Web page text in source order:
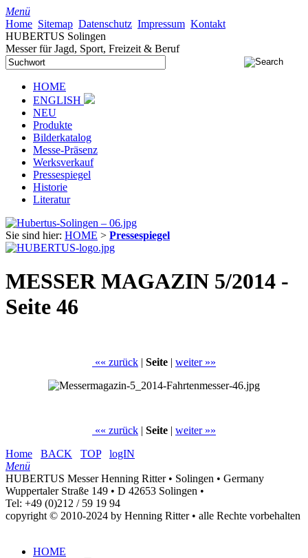
Menü
Home Sitemap Datenschutz Impressum Kontakt
HUBERTUS Solingen
Messer für Jagd, Sport, Freizeit & Beruf
HOME
ENGLISH
NEU
Produkte
Bilderkatalog
Messe-Präsenz
Werksverkauf
Pressespiegel
Historie
Literatur
Sie sind hier: HOME > Pressespiegel
MESSER MAGAZIN 5/2014 -
Seite 46
«« zurück | Seite | weiter »»
«« zurück | Seite | weiter »»
Home
BACK TOP
logIN
Menü
HUBERTUS Messer Henning Ritter • Solingen • Germany
Wuppertaler Straße 149 • D 42653 Solingen •
Tel: +49 (0)212 / 59 19 94
copyright © 2010-2024 by Henning Ritter • alle Rechte vorbehalten
HOME